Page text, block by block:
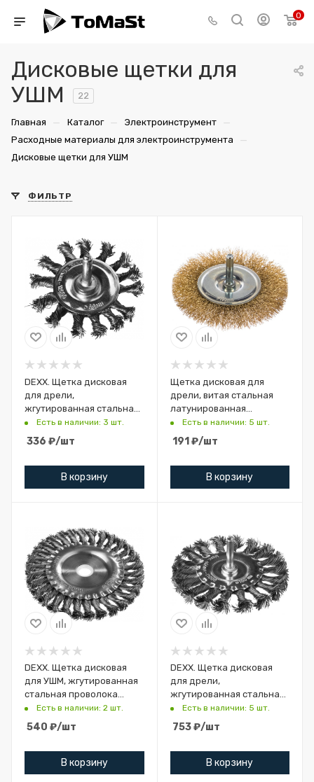
0
Дисковые щетки для
УШМ
22
Главная — Каталог — Электроинструмент —
Расходные материалы для электроинструмента —
Дисковые щетки для УШМ
ФИЛЬТР
DEXX. Щетка дисковая
для дрели,
жгутированная стальная
проволока 0,5мм, 75мм
Есть в наличии: 3 шт.
336 ₽/шт
В корзину
Щетка дисковая для
дрели, витая стальная
латунированная
проволока
0,3мм,d=75,MIRAX 35145-
100
Есть в наличии: 5 шт.
191 ₽/шт
В корзину
DEXX. Щетка дисковая
для УШМ, жгутированная
стальная проволока
0,5мм, 150ммх22мм
Есть в наличии: 2 шт.
540 ₽/шт
В корзину
DEXX. Щетка дисковая
для дрели,
жгутированная стальная
проволока 0,5мм, 100мм
Есть в наличии: 5 шт.
753₽/шт
В корзину